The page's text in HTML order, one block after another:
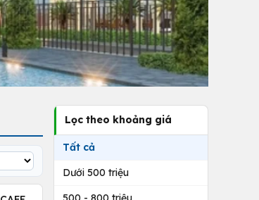
Lọc theo khoảng giá
Tất cả
Dưới 500 triệu